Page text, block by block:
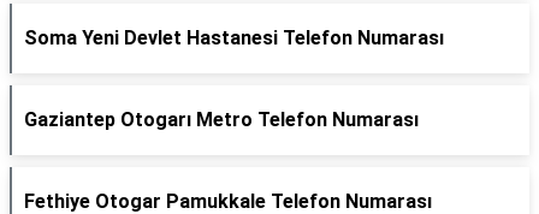
Soma Yeni Devlet Hastanesi Telefon Numarası
Gaziantep Otogarı Metro Telefon Numarası
Fethiye Otogar Pamukkale Telefon Numarası